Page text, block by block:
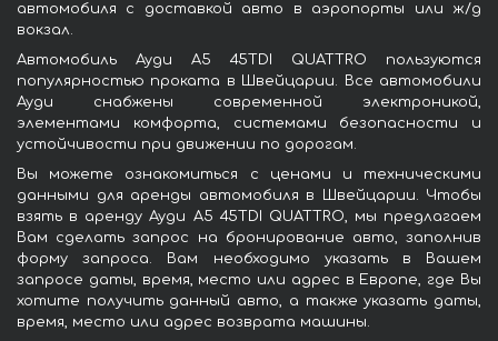
автомобиля с доставкой авто в аэропорты или ж/д
вокзал.
Автомобиль Ауди A5 45TDI QUATTRO пользуются
популярностью проката в Швейцарии. Все автомобили
Ауди снабжены современной электроникой,
элементами комфорта, системами безопасности и
устойчивости при движении по дорогам.
Вы можете ознакомиться с ценами и техническими
данными для аренды автомобиля в Швейцарии. Чтобы
взять в аренду Ауди A5 45TDI QUATTRO, мы предлагаем
Вам сделать запрос на бронирование авто, заполнив
форму запроса. Вам необходимо указать в Вашем
запросе даты, время, место или адрес в Европе, где Вы
хотите получить данный авто, а также указать даты,
время, место или адрес возврата машины.